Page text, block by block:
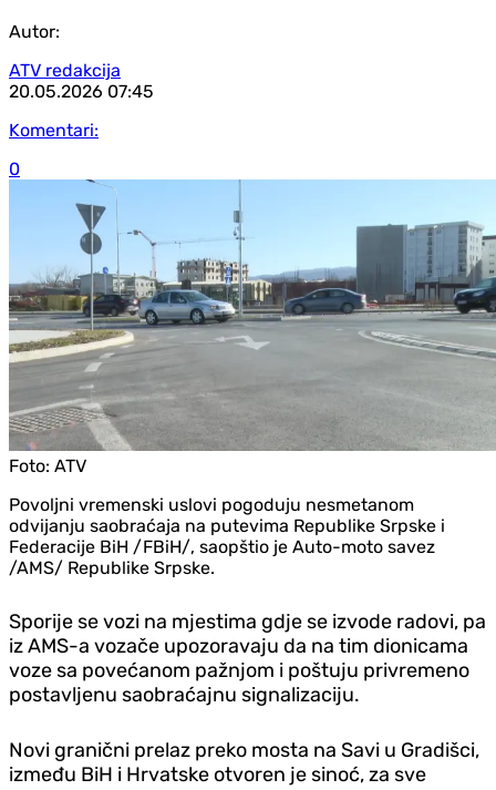
Autor:
ATV redakcija
20.05.2026 07:45
Komentari:
0
Foto: ATV
Povoljni vremenski uslovi pogoduju nesmetanom
odvijanju saobraćaja na putevima Republike Srpske i
Federacije BiH /FBiH/, saopštio je Auto-moto savez
/AMS/ Republike Srpske.
Sporije se vozi na mjestima gd‌je se izvode radovi, pa
iz AMS-a vozače upozoravaju da na tim dionicama
voze sa povećanom pažnjom i poštuju privremeno
postavljenu saobraćajnu signalizaciju.
Novi granični prelaz preko mosta na Savi u Gradišci,
između BiH i Hrvatske otvoren je sinoć, za sve